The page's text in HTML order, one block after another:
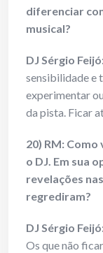
diferenciar
musical?
DJ Sérgio
sensibilidade e
experimentar
da pista. Ficar
20) RM:
o DJ. Em sua
revelações
regrediram?
DJ Sérgio
Os que não